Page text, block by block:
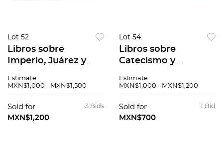
Lot 52
Libros sobre
Imperio, Juárez y
Juicio de la Historia
hechos frente a
nuestro presente.
Estimate
MXN$1,000 - MXN$1,500
3 Bids
Sold for
MXN$1,200
Lot 54
Libros sobre
Catecismo y
Cristianismo Místico
Sagrada / Tesoro del
Sacerdote. Piezas:
Estimate
MXN$1,000 - MXN$1,200
1 Bid
Sold for
MXN$700